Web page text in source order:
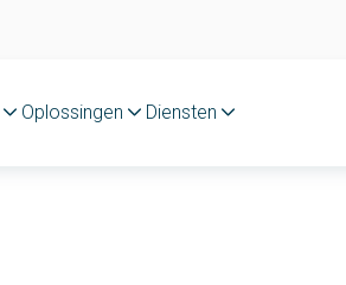
Oplossingen Diensten